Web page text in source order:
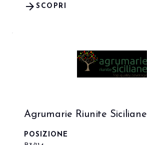
SCOPRI
arrow_forward
Agrumarie Riunite Siciliane
POSIZIONE